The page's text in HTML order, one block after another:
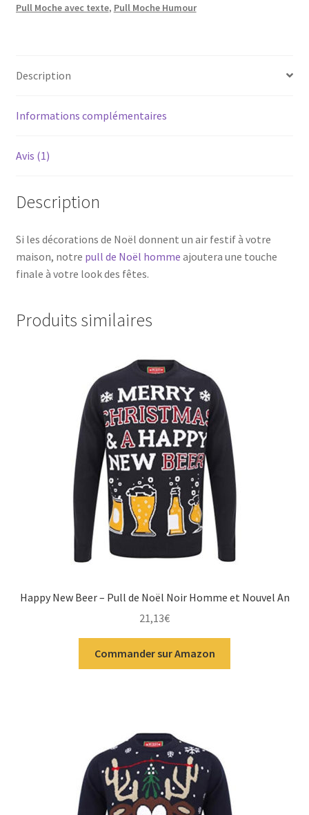
Pull Moche avec texte, Pull Moche Humour
Description
Informations complémentaires
Avis (1)
Description
Si les décorations de Noël donnent un air festif à votre
maison, notre pull de Noël homme ajoutera une touche
finale à votre look des fêtes.
Produits similaires
Happy New Beer – Pull de Noël Noir Homme et Nouvel An
21,13€
Commander sur Amazon